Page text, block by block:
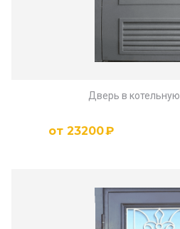
Дверь в котельную
от 23200₽